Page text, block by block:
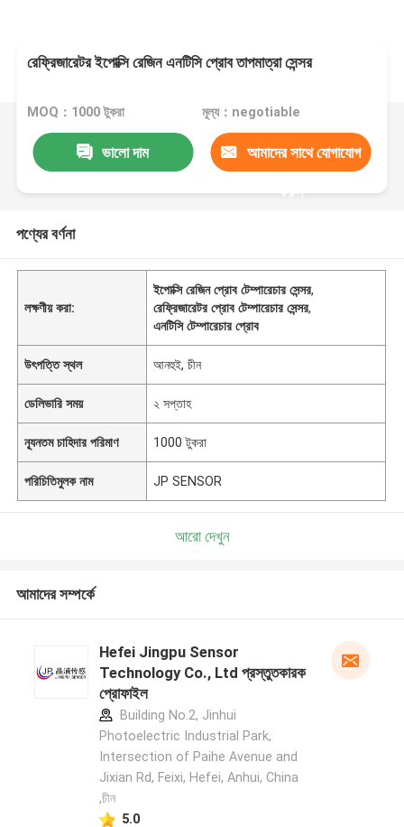
রেফ্রিজারেটর ইপোক্সি রেজিন এনটিসি প্রোব তাপমাত্রা সেন্সর
MOQ：1000 টুকরা মূল্য：negotiable
ভালো দাম আমাদের সাথে যোগাযোগ
করুন
পণ্যের বর্ণনা
লক্ষণীয় করা:
ইপোক্সি রেজিন প্রোব টেম্পারেচার সেন্সর,
রেফ্রিজারেটর প্রোব টেম্পারেচার সেন্সর,
এনটিসি টেম্পারেচার প্রোব
উৎপত্তি স্থল আনহুই, চীন
ডেলিভারি সময় ২ সপ্তাহ
ন্যূনতম চাহিদার পরিমাণ 1000 টুকরা
পরিচিতিমুলক নাম JP SENSOR
আরো দেখুন
আমাদের সম্পর্কে
Hefei Jingpu Sensor
Technology Co., Ltd প্রস্তুতকারক
প্রোফাইল
Building No.2, Jinhui
Photoelectric Industrial Park,
Intersection of Paihe Avenue and
Jixian Rd, Feixi, Hefei, Anhui, China
,চীন
5.0